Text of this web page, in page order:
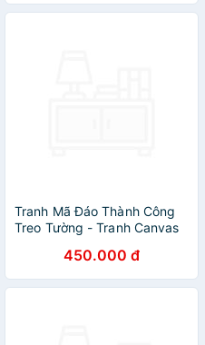
Tranh Mã Đáo Thành Công
Treo Tường - Tranh Canvas
450.000 đ